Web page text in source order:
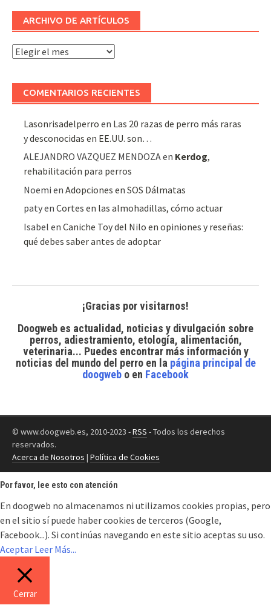
ARCHIVO DE ARTÍCULOS
Archivo
COMENTARIOS RECIENTES
Lasonrisadelperro en Las 20 razas de perro más raras
y desconocidas en EE.UU. son…
ALEJANDRO VAZQUEZ MENDOZAen Kerdog,
rehabilitación para perros
Noemi enAdopciones en SOS Dálmatas
patyenCortes en las almohadillas, cómo actuar
Isabel enCaniche Toy del Nilo en opiniones y reseñas:
qué debes saber antes de adoptar
¡Gracias por visitarnos!
Doogweb es actualidad, noticias y divulgación sobre
perros, adiestramiento, etología, alimentación,
veterinaria... Puedes encontrar más información y
noticias del mundo del perroen la página principal de
doogweb o en Facebook
© www.doogweb.es, 2010-2023 -RSS - Todos los derechos
reservados.
Acerca de Nosotros | Política de Cookies
Por favor, lee esto con atención
En doogweb no almacenamos ni utilizamos cookies propias, pero
en el sitio sí puede haber cookies de terceros (Google,
Facebook...). Si continúas navegando en este sitio aceptas su uso.
Aceptar Leer Más...
Cerrar